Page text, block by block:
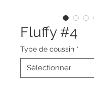
Fluffy #4
Type de coussin *